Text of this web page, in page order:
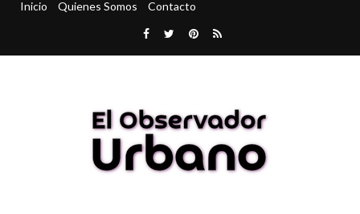
Inicio Quienes Somos Contacto